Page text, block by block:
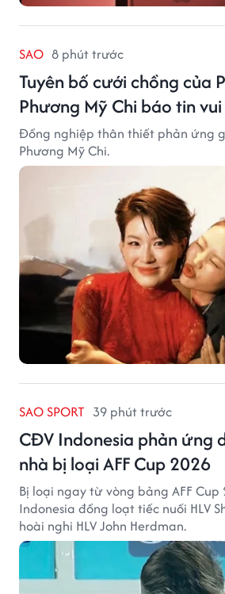
SAO 8 phút trước
Tuyên bố cưới chồng của
Phương Mỹ Chi báo tin vui
Đồng nghiệp thân thiết phản ứng
Phương Mỹ Chi.
SAO SPORT 39 phút trước
CĐV Indonesia phản ứng
nhà bị loại AFF Cup 2026
Bị loại ngay từ vòng bảng AFF Cup
Indonesia đồng loạt tiếc nuối HLV
hoài nghi HLV John Herdman.